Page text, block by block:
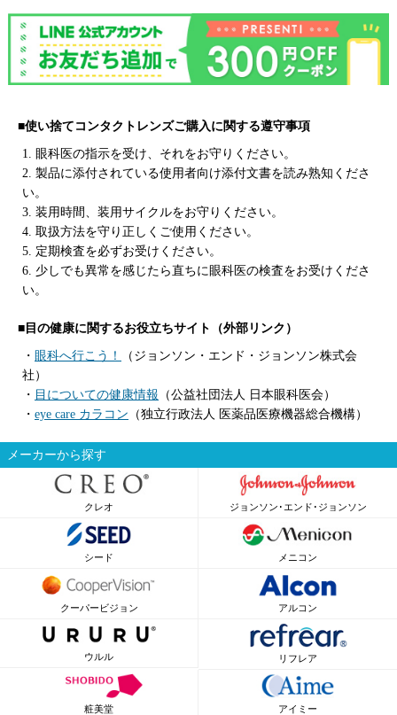
■使い捨てコンタクトレンズご購入に関する遵守事項
1. 眼科医の指示を受け、それをお守りください。
2. 製品に添付されている使用者向け添付文書を読み熟知くださ
い。
3. 装用時間、装用サイクルをお守りください。
4. 取扱方法を守り正しくご使用ください。
5. 定期検査を必ずお受けください。
6. 少しでも異常を感じたら直ちに眼科医の検査をお受けくださ
い。
■目の健康に関するお役立ちサイト（外部リンク）
・ 眼科へ行こう！
（ジョンソン・エンド・ジョンソン株式会
社）
・ 目についての健康情報 （公益社団法人 日本眼科医会）
・ eye care カラコン （独立行政法人 医薬品医療機器総合機構）
メーカーから探す
クレオ ジョンソン･エンド･ジョンソン
シード メニコン
クーパービジョン アルコン
ウルル リフレア
粧美堂 アイミー